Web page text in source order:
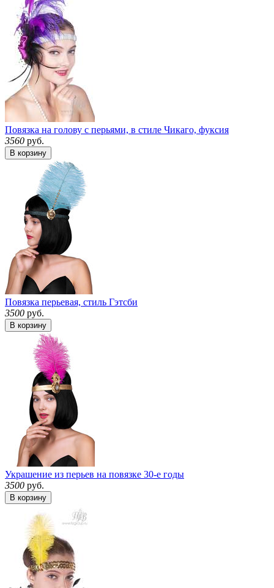
Повязка на голову с перьями, в стиле Чикаго, фуксия
3560 руб.
В корзину
Повязка перьевая, стиль Гэтсби
3500 руб.
В корзину
Украшение из перьев на повязке 30-е годы
3500 руб.
В корзину